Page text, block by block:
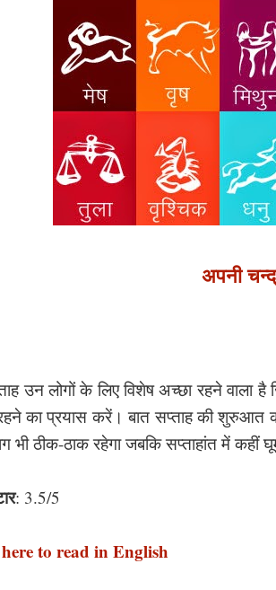
अपनी
उन लोगों के लिए विशेष अच्छा रहने वाला
का प्रयास करें। बात सप्ताह की शुरुआत
भी ठीक-ठाक रहेगा जबकि सप्ताहांत में कहीं
: 3.5/5
to read in English